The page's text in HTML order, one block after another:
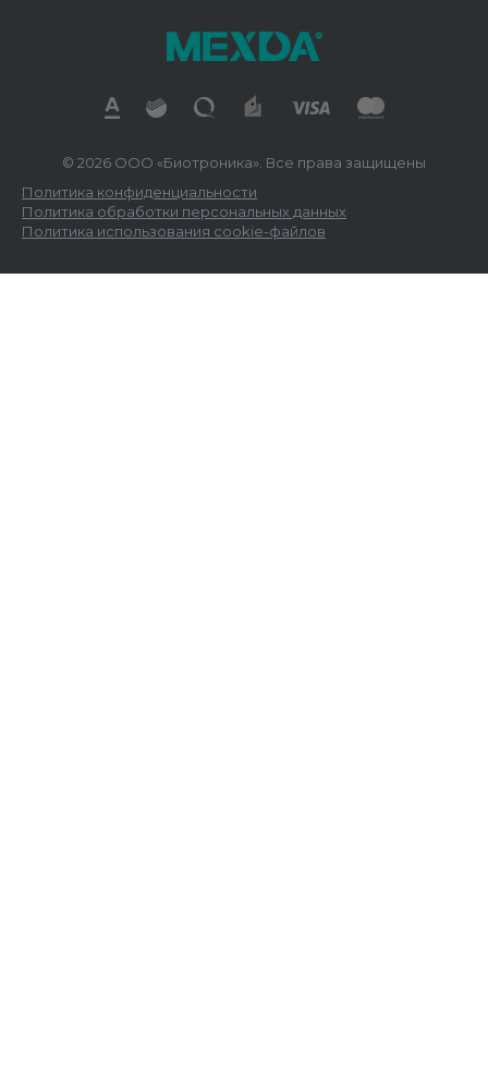
© 2026 ООО «Биотроника». Все права защищены
Политика конфиденциальности
Политика обработки персональных данных
Политика использования cookie-файлов